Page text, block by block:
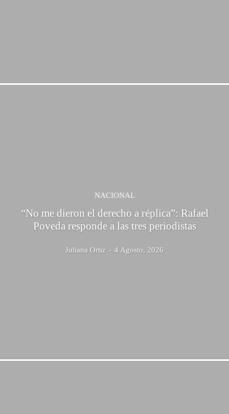
NACIONAL
“No me dieron el derecho a réplica”: Rafael
Poveda responde a las tres periodistas
Juliana Ortiz - 4 Agosto, 2026